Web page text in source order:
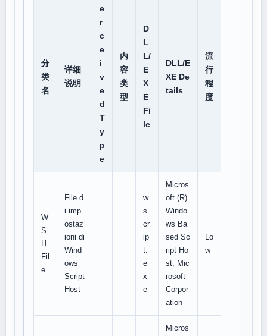
分
类
名
详细
说明
e
r
c
e
i
v
e
d
T
y
p
e
内
容
类
型
D
L
L/
E
X
E
Fi
le
DLL/E
XE De
tails
流
行
程
度
W
S
H
Fil
e
File d
i imp
ostaz
ioni di
Wind
ows
Script
Host
w
s
cr
ip
t.
e
x
e
Micros
oft (R)
Windo
ws Ba
sed Sc
ript Ho
st, Mic
rosoft
Corpor
ation
Lo
w
Micros